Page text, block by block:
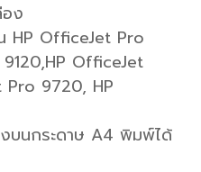
ง
HP OfficeJet Pro
OfficeJet
Pro 9720, HP
นกระดาษ A4 พิมพ์ได้